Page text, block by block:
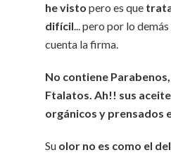
he visto pero es que
difícil... pero por lo
cuenta la firma.
No contiene
Ftalatos. Ah!! sus
orgánicos y prensados
Su olor no es como el